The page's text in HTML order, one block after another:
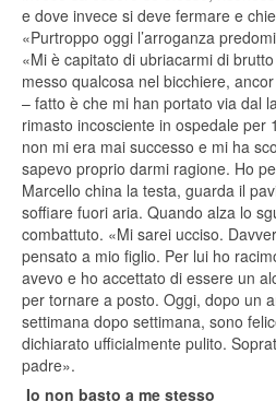
e dove invece si deve fermare e
«Purtroppo oggi l’arroganza
«Mi è capitato di ubriacarmi di
messo qualcosa nel bicchiere,
– fatto è che mi han portato via dal
rimasto incosciente in ospedale per
non mi era mai successo e mi ha
sapevo proprio darmi ragione. Ho
Marcello china la testa, guarda il
soffiare fuori aria. Quando alza lo
combattuto. «Mi sarei ucciso.
pensato a mio figlio. Per lui ho
avevo e ho accettato di essere un
per tornare a posto. Oggi, dopo un
settimana dopo settimana, sono
dichiarato ufficialmente pulito.
padre».
Io non basto a me stesso